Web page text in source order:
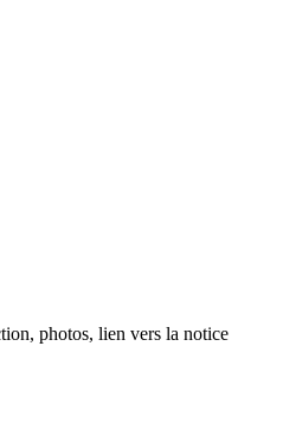
photos, lien vers la notice